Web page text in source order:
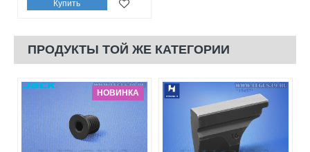
Купить
ПРОДУКТЫ ТОЙ ЖЕ КАТЕГОРИИ
НОВИНКА